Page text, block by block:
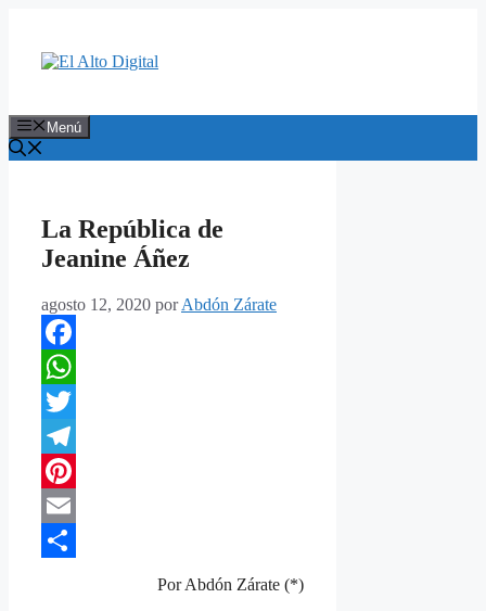
contenido
Menú
La República de
Jeanine Áñez
agosto 12, 2020 porAbdón Zárate
Facebook
WhatsApp
Twitter
Telegram
Pinterest
Email
Por Abdón Zárate (*)